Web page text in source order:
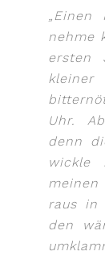
„Einen
nehme
ersten
Uhr.
denn
wickle
raus in
den